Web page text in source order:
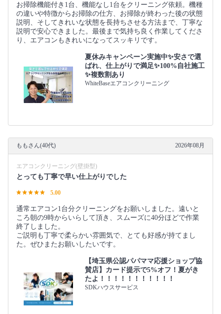
お掃除機能付き1台、機能なし1台をクリーニング依頼。機種
の違いや特徴からお掃除の仕方、お掃除が終わった後の状態
説明、そしてきれいな状態を長持ちさせる方法まで、丁寧な
説明で安心できました。最後まで気持ち良く作業してくださ
り、エアコンもきれいになってスッキリです。
夏休みキャンペーン実施中✨安さで選
ばれ、仕上がりで満足✨100%自社施工
✨複数割あり
WhiteBaseエアコンクリーニング
ももさん(40代) 2026年08月
エアコンクリーニング(壁掛型)
とっても丁寧で早い仕上がりでした
5.00
通常エアコン1台分クリーニングをお願いしました。遠いと
ころ朝の9時からいらして頂き、スムーズに40分ほどで作業
終了しました。
ご説明も丁寧で柔らかい雰囲気で、とても好感が持てまし
た。ぜひまたお願いしたいです。
【埼玉県公認パパママ応援ショップ協
賛店】カード提示で5%オフ！夏がき
たよ！！！！！！！！！！！
SDKハウスサービス